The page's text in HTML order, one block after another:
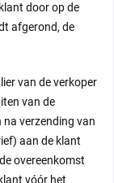
door op de
afgerond, de
van de verkoper
van de
na verzending van
aan de klant
overeenkomst
vóór het